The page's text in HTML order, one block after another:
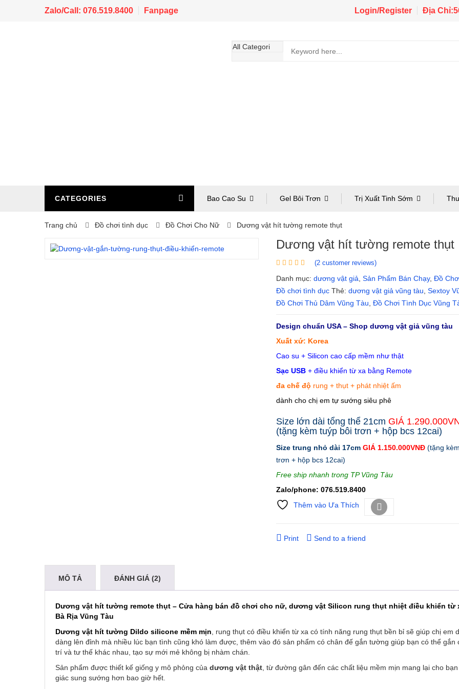
Zalo/Call: 076.519.8400 Fanpage Login/Register Địa
CATEGORIES Bao Cao Su Gel Bôi Trơn Trị Xuất Tinh Sớm
Trang chủ Đồ chơi tình dục Đồ Chơi Cho Nữ Dương vật hít tường remote thụt
Dương vật hít tường remote thụt
(2 customer reviews)
Danh mục:dương vật giả ,Sản Phẩm Bán Chạy,Đồ
Đồ chơi tình dục Thẻ:dương vật giả vũng tàu ,Sextoy
Đồ Chơi Thủ Dâm Vũng Tàu ,Đồ Chơi Tình Dục Vũng
Design chuẩn USA – Shop dương vật giả vũng tàu
Xuất xứ: Korea
Cao su + Silicon cao cấp mềm như thật
Sạc USB + điều khiển từ xa bằng Remote
đa chế độ rung + thụt + phát nhiệt ấm
dành cho chị em tự sướng siêu phê
Size lớn dài tổng thể 21cm GIÁ
(tặng kèm tuýp bôi trơn + hộp bcs 12cai)
Size trung nhỏ dài 17cm GIÁ 1.150.000VNĐ (tặng
trơn + hộp bcs 12cai)
Free ship nhanh trong TP Vũng Tàu
Zalo/phone: 076.519.8400
Thêm vào Ưa Thích
Print Send to a friend
MÔ TẢ ĐÁNH GIÁ (2)
Dương vật hít tường remote thụt – Cửa hàng bán đồ chơi cho nữ, dương vật Silicon rung thụt nhiệt điều khiển từ
Bà Rịa Vũng Tàu
Dương vật hít tường Dildo silicone mềm mịn , rung thụt có điều khiển từ xa có tính năng rung thụt bền bỉ sẽ giúp chị em
dàng lên đỉnh mà nhiều lúc bạn tình cũng khó làm được, thêm vào đó sản phẩm có chân đế gắn tường giúp bạn có thể gắn
trí và tư thế khác nhau, tạo sự mới mẻ không bị nhàm chán.
Sản phẩm được thiết kế giống y mô phỏng của dương vật thật , từ đường gân đến các chất liệu mềm mịn mang lại cho
giác sung sướng hơn bao giờ hết.